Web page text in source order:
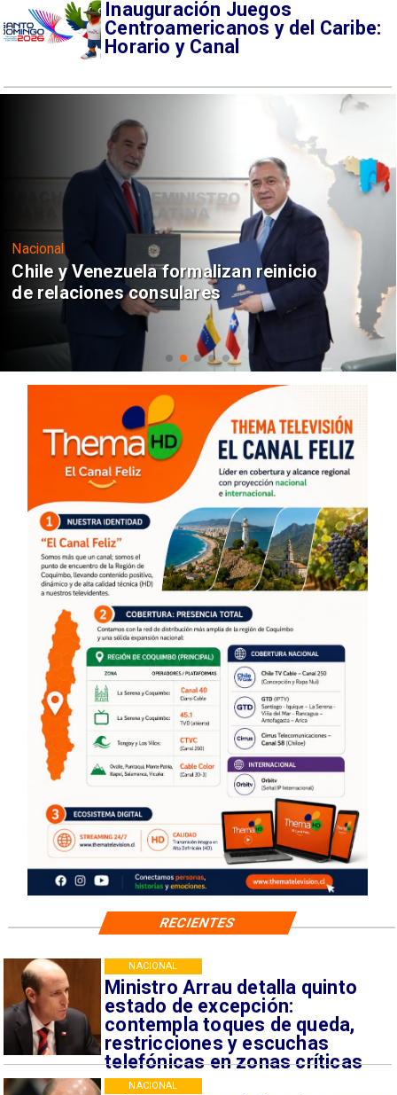
Inauguración Juegos
Centroamericanos y del Caribe:
Horario y Canal
Nacional
Chile y Venezuela formalizan reinicio
de relaciones consulares
Ministro Arrau detalla quinto
estado de excepción:
contempla toques de queda,
restricciones y escuchas
telefónicas en zonas críticas
NACIONAL
NACIONAL
RECIENTES